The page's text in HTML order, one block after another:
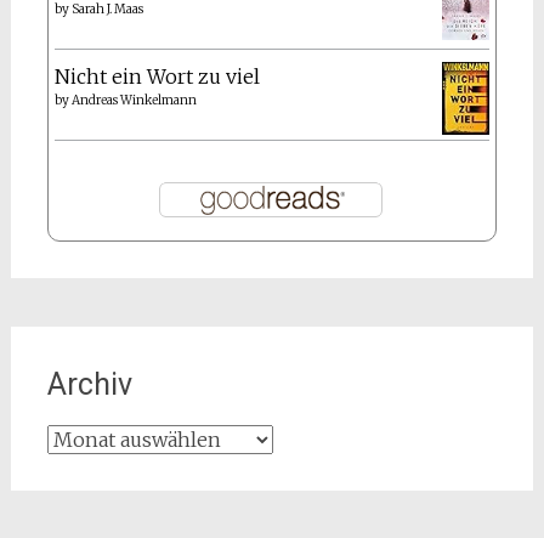
by Sarah J. Maas
Nicht ein Wort zu viel
byAndreas Winkelmann
Archiv
Archiv